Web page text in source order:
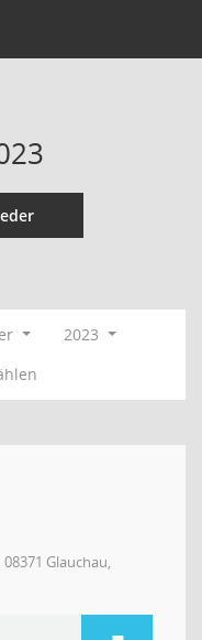
2023
Glauchau,